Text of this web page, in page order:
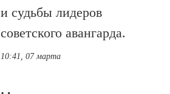
и судьбы лидеров
советского авангарда.
10:41, 07 марта